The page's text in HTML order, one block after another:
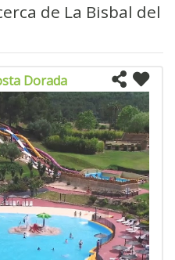
de La Bisbal del
Dorada